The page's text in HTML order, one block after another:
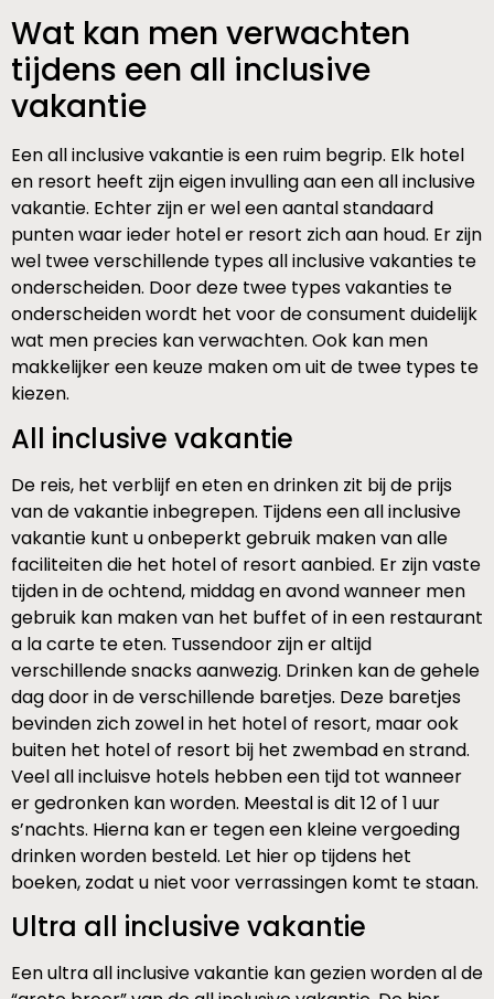
Wat kan men verwachten
tijdens een all inclusive
vakantie
Een all inclusive vakantie is een ruim begrip. Elk hotel
en resort heeft zijn eigen invulling aan een all inclusive
vakantie. Echter zijn er wel een aantal standaard
punten waar ieder hotel er resort zich aan houd. Er zijn
wel twee verschillende types all inclusive vakanties te
onderscheiden. Door deze twee types vakanties te
onderscheiden wordt het voor de consument duidelijk
wat men precies kan verwachten. Ook kan men
makkelijker een keuze maken om uit de twee types te
kiezen.
All inclusive vakantie
De reis, het verblijf en eten en drinken zit bij de prijs
van de vakantie inbegrepen. Tijdens een all inclusive
vakantie kunt u onbeperkt gebruik maken van alle
faciliteiten die het hotel of resort aanbied. Er zijn vaste
tijden in de ochtend, middag en avond wanneer men
gebruik kan maken van het buffet of in een restaurant
a la carte te eten. Tussendoor zijn er altijd
verschillende snacks aanwezig. Drinken kan de gehele
dag door in de verschillende baretjes. Deze baretjes
bevinden zich zowel in het hotel of resort, maar ook
buiten het hotel of resort bij het zwembad en strand.
Veel all incluisve hotels hebben een tijd tot wanneer
er gedronken kan worden. Meestal is dit 12 of 1 uur
s’nachts. Hierna kan er tegen een kleine vergoeding
drinken worden besteld. Let hier op tijdens het
boeken, zodat u niet voor verrassingen komt te staan.
Ultra all inclusive vakantie
Een ultra all inclusive vakantie kan gezien worden al de